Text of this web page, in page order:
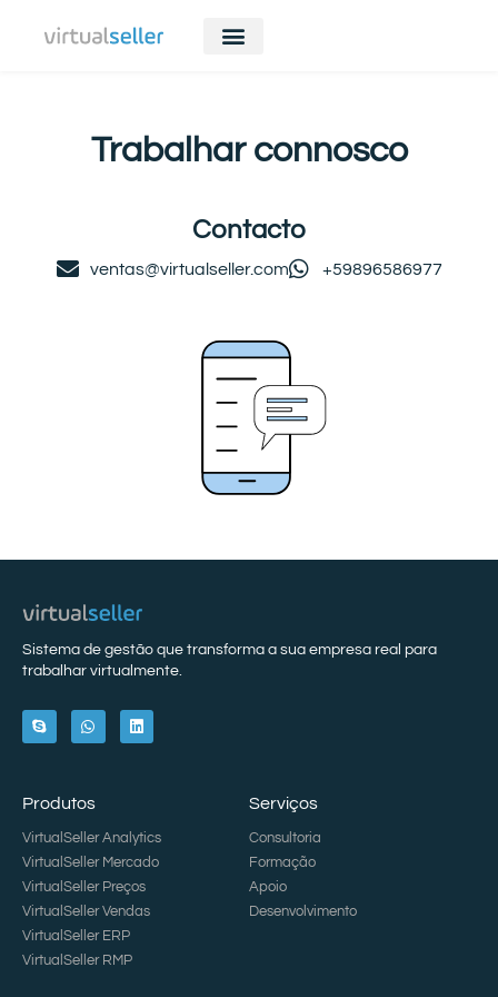
Trabalhar connosco
Contacto
ventas@virtualseller.com +59896586977
Sistema de gestão que transforma a sua empresa real para
trabalhar virtualmente.
Produtos
VirtualSeller Analytics
VirtualSeller Mercado
VirtualSeller Preços
VirtualSeller Vendas
VirtualSeller ERP
VirtualSeller RMP
Serviços
Consultoria
Formação
Apoio
Desenvolvimento